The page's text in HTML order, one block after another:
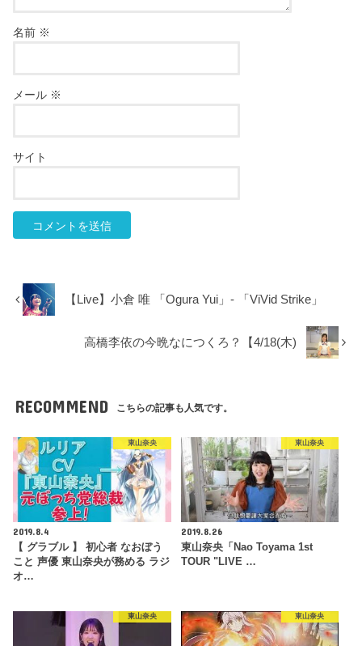
名前 ※
メール ※
サイト
【Live】小倉 唯 「Ogura Yui」- 「ViVid Strike」
高橋李依の今晩なにつくろ？【4/18(木)
RECOMMEND こちらの記事も人気です。
東山奈央
2019.8.4
【 グラブル 】 初心者 なおぼう
こと 声優 東山奈央が務める ラジ
オ…
東山奈央
2019.8.26
東山奈央「Nao Toyama 1st
TOUR "LIVE …
東山奈央 東山奈央